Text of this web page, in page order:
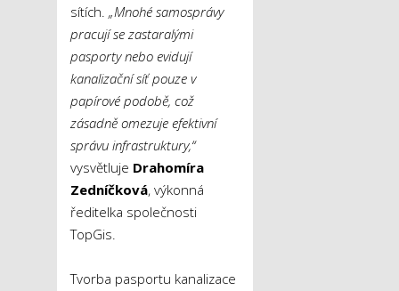
sítích. „Mnohé samosprávy
pracují se zastaralými
pasporty nebo evidují
kanalizační síť pouze v
papírové podobě, což
zásadně omezuje efektivní
správu infrastruktury,“
vysvětluje Drahomíra
Zedníčková, výkonná
ředitelka společnosti
TopGis.
Tvorba pasportu kanalizace